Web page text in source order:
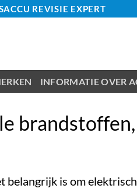
REVISIE EXPERT
INFORMATIE OVER
is om